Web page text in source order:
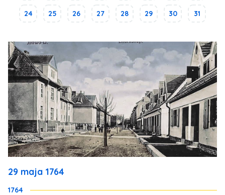
24 25 26 27 28 29 30 31
29 maja 1764
1764